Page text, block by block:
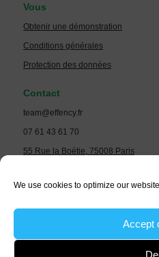
We use cookies to optimize our
Accept
Vous
Obtenir une démonstration
Conditions générales
Protection des données
Contact
team@effency.fr
07 61 43 61 70
55 Rue la Boétie, 75008 Paris